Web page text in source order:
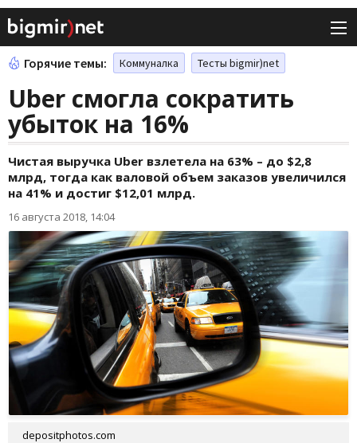
Горячие темы: Коммуналка Тесты bigmir)net
Uber смогла сократить
убыток на 16%
Чистая выручка Uber взлетела на 63% – до $2,8
млрд, тогда как валовой объем заказов увеличился
на 41% и достиг $12,01 млрд.
16 августа 2018, 14:04
depositphotos.com